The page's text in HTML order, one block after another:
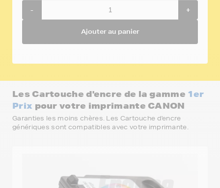
- +
Ajouter au panier
Les Cartouche d'encre de la gamme 1er
Prix pour votre imprimante CANON
Garanties les moins chères. Les Cartouche d'encre
génériques sont compatibles avec votre imprimante.